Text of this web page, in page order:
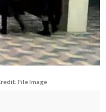
File Image